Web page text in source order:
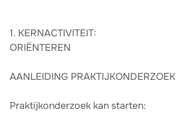
1. KERNACTIVITEIT:
ORIËNTEREN
AANLEIDING PRAKTIJKONDERZOEK
Praktijkonderzoek kan starten: